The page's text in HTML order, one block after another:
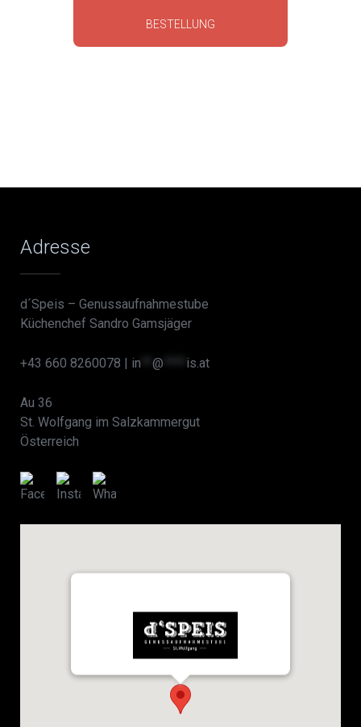
BESTELLUNG
Adresse
d´Speis – Genussaufnahmestube
Küchenchef Sandro Gamsjäger
+43 660 8260078 | in @ is.at
Au 36
St. Wolfgang im Salzkammergut
Österreich